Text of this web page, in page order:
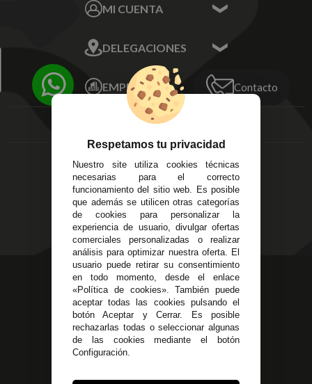
Sobre nosotros
MI CUENTA
Mis Direcciones
Mis Pedidos
Mis favoritos
FAQ's
DELEGACIONES
Écija - Sevilla
Av. Plaza de Toros.
Local 3
Córdoba
14
Alzira - Valencia
C/ Esplugues, 135
EMPRESA
Aviso Legal
Devoluciones
Política de Privacidad
Pago Seguro
Terminos y
Condiciones Generales
Políticas de Cookies
623 23 31 98
Atendemos Whatsapp
955 44 45 43/955 44 45 44
info@steielectronica.com
Contacto
Respetamos tu privacidad
Nuestro site utiliza cookies técnicas
necesarias para el correcto
funcionamiento del sitio web. Es posible
que además se utilicen otras categorías
de cookies para personalizar la
experiencia de usuario, divulgar ofertas
comerciales personalizadas o realizar
análisis para optimizar nuestra oferta. El
usuario puede retirar su consentimiento
en todo momento, desde el enlace
«Política de cookies». También puede
aceptar todas las cookies pulsando el
botón Aceptar y Cerrar. Es posible
rechazarlas todas o seleccionar algunas
de las cookies mediante el botón
Configuración.